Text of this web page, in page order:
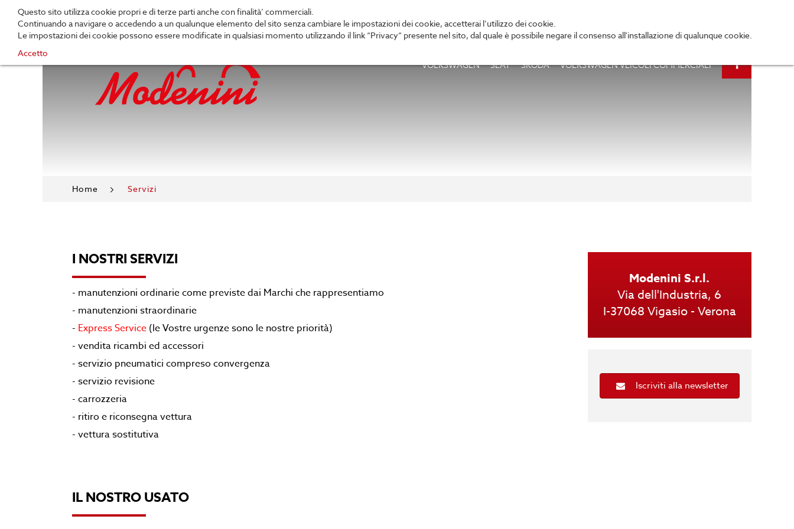
VOLKSWAGEN SEAT SKODA VOLKSWAGEN VEICOLI COMMERCIALI
Home Servizi
I NOSTRI SERVIZI
- manutenzioni ordinarie come previste dai Marchi che rappresentiamo
- manutenzioni straordinarie
- Express Service (le Vostre urgenze sono le nostre priorità)
- vendita ricambi ed accessori
- servizio pneumatici compreso convergenza
- servizio revisione
- carrozzeria
- ritiro e riconsegna vettura
- vettura sostitutiva
IL NOSTRO USATO
Modenini S.r.l.
Via dell'Industria, 6
I-37068 Vigasio - Verona
Iscriviti alla newsletter
Questo sito utilizza cookie propri e di terze parti anche con finalità’ commerciali.
Continuando a navigare o accedendo a un qualunque elemento del sito senza cambiare le impostazioni dei cookie, accetterai l’utilizzo dei cookie.
Le impostazioni dei cookie possono essere modificate in qualsiasi momento utilizzando il link “Privacy“ presente nel sito, dal quale è possibile negare il consenso all'installazione di qualunque cookie.
Accetto